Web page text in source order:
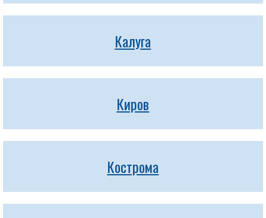
Калуга
Киров
Кострома